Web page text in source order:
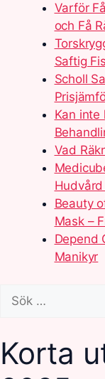
Varför
och Få
Saftig
Scholl
Kan inte
Vad
Beauty
Mask –
Depend
Manikyr
efter:
Korta